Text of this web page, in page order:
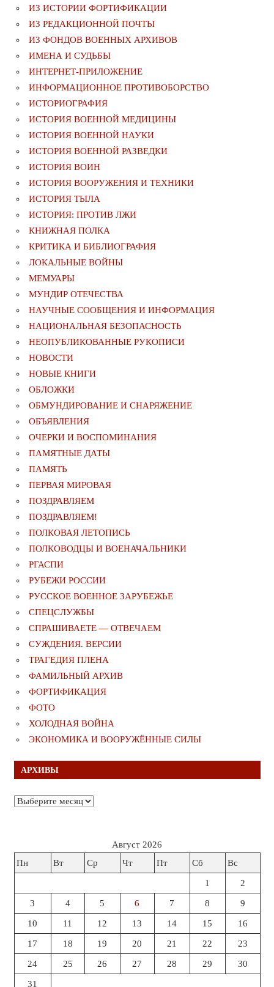
ИЗ ИСТОРИИ ФОРТИФИКАЦИИ
ИЗ РЕДАКЦИОННОЙ ПОЧТЫ
ИЗ ФОНДОВ ВОЕННЫХ АРХИВОВ
ИМЕНА И СУДЬБЫ
ИНТЕРНЕТ-ПРИЛОЖЕНИЕ
ИНФОРМАЦИОННОЕ ПРОТИВОБОРСТВО
ИСТОРИОГРАФИЯ
ИСТОРИЯ ВОЕННОЙ МЕДИЦИНЫ
ИСТОРИЯ ВОЕННОЙ НАУКИ
ИСТОРИЯ ВОЕННОЙ РАЗВЕДКИ
ИСТОРИЯ ВОИН
ИСТОРИЯ ВООРУЖЕНИЯ И ТЕХНИКИ
ИСТОРИЯ ТЫЛА
ИСТОРИЯ: ПРОТИВ ЛЖИ
КНИЖНАЯ ПОЛКА
КРИТИКА И БИБЛИОГРАФИЯ
ЛОКАЛЬНЫЕ ВОЙНЫ
МЕМУАРЫ
МУНДИР ОТЕЧЕСТВА
НАУЧНЫЕ СООБЩЕНИЯ И ИНФОРМАЦИЯ
НАЦИОНАЛЬНАЯ БЕЗОПАСНОСТЬ
НЕОПУБЛИКОВАННЫЕ РУКОПИСИ
НОВОСТИ
НОВЫЕ КНИГИ
ОБЛОЖКИ
ОБМУНДИРОВАНИЕ И СНАРЯЖЕНИЕ
ОБЪЯВЛЕНИЯ
ОЧЕРКИ И ВОСПОМИНАНИЯ
ПАМЯТНЫЕ ДАТЫ
ПАМЯТЬ
ПЕРВАЯ МИРОВАЯ
ПОЗДРАВЛЯЕМ
ПОЗДРАВЛЯЕМ!
ПОЛКОВАЯ ЛЕТОПИСЬ
ПОЛКОВОДЦЫ И ВОЕНАЧАЛЬНИКИ
РГАСПИ
РУБЕЖИ РОССИИ
РУССКОЕ ВОЕННОЕ ЗАРУБЕЖЬЕ
СПЕЦСЛУЖБЫ
СПРАШИВАЕТЕ — ОТВЕЧАЕМ
СУЖДЕНИЯ. ВЕРСИИ
ТРАГЕДИЯ ПЛЕНА
ФАМИЛЬНЫЙ АРХИВ
ФОРТИФИКАЦИЯ
ФОТО
ХОЛОДНАЯ ВОЙНА
ЭКОНОМИКА И ВООРУЖЁННЫЕ СИЛЫ
АРХИВЫ
Архивы
Август 2026
Пн
Вт Ср Чт Пт Сб Вс
1 2
3 4 5 6 7 8 9
10 11 12 13 14 15 16
17 18 19 20 21 22 23
24 25 26 27 28 29 30
31